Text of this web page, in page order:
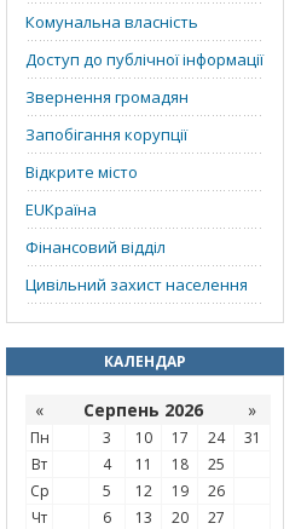
Комунальна власність
Доступ до публічної інформації
Звернення громадян
Запобігання корупції
Відкрите місто
EUКраїна
Фінансовий відділ
Цивільний захист населення
КАЛЕНДАР
« Серпень 2026 »
Пн 3 10 17 24
31
Вт
4 11 18
25
Ср
5 12 19
26
Чт
6 13 20
27